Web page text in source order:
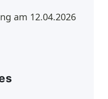
am 12.04.2026